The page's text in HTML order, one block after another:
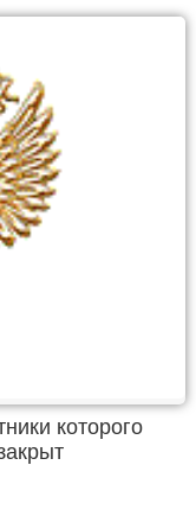
которого